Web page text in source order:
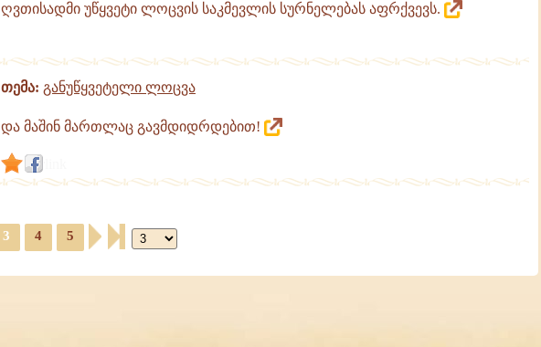
ღვთისადმი უწყვეტი ლოცვის საკმევლის სურნელებას აფრქვევს.
თემა: განუწყვეტელი ლოცვა
და მაშინ მართლაც გავმდიდრდებით!
3 4 5